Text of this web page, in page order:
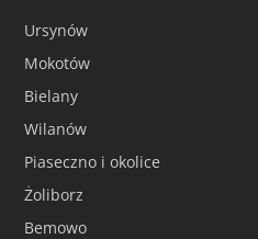
Ursynów
Mokotów
Bielany
Wilanów
Piaseczno i okolice
Żoliborz
Bemowo